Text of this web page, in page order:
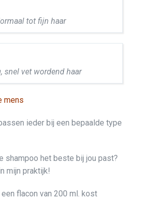
tot fijn haar
snel vet wordend haar
mens
ieder bij een bepaalde type
shampoo het beste bij jou past?
mijn praktijk!
flacon van 200 ml. kost